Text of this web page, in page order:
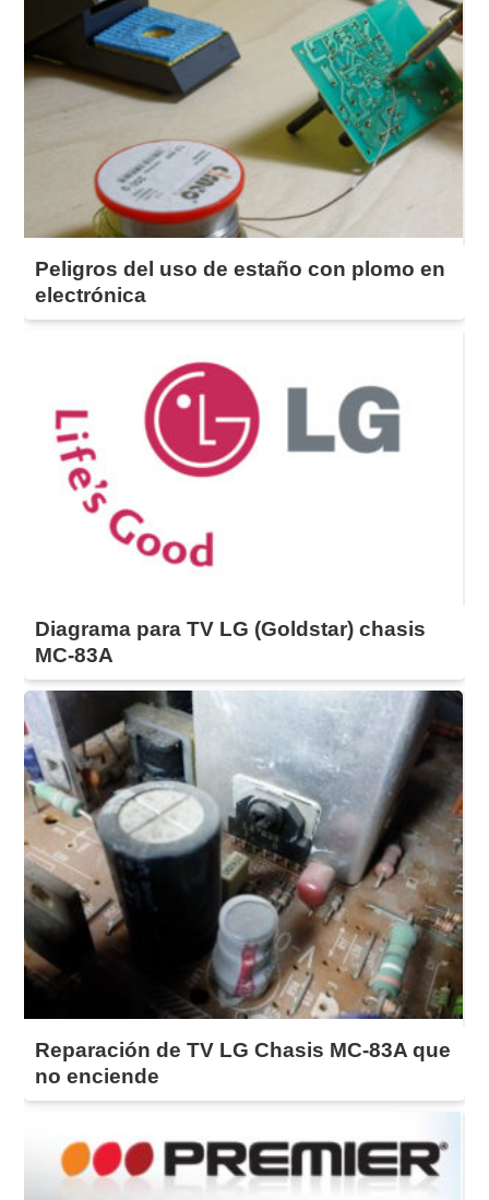
Peligros del uso de estaño con plomo en
electrónica
Diagrama para TV LG (Goldstar) chasis
MC-83A
Reparación de TV LG Chasis MC-83A que
no enciende